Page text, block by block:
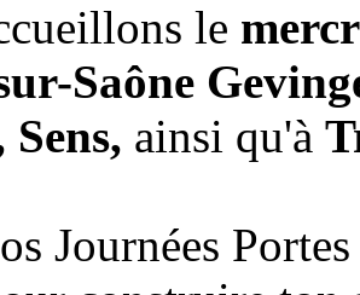
le
Saône
ainsi qu'à
Journées